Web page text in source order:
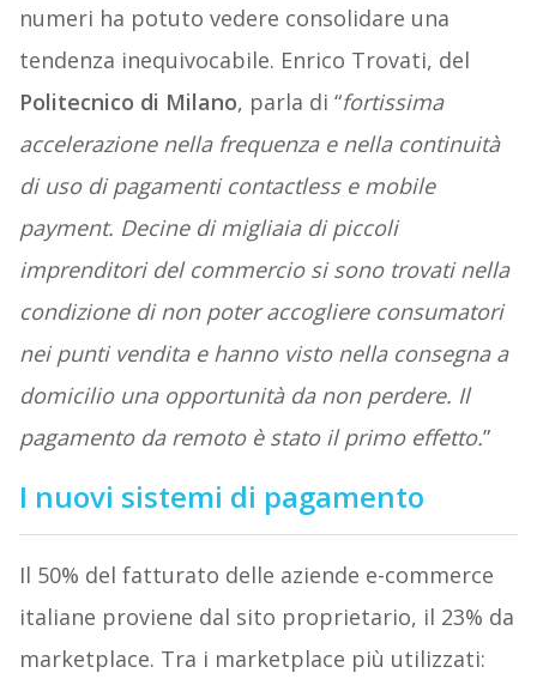
numeri ha potuto vedere consolidare una
tendenza inequivocabile. Enrico Trovati, del
Politecnico di Milano, parla di “fortissima
accelerazione nella frequenza e nella continuità
di uso di pagamenti contactless e mobile
payment. Decine di migliaia di piccoli
imprenditori del commercio si sono trovati nella
condizione di non poter accogliere consumatori
nei punti vendita e hanno visto nella consegna a
domicilio una opportunità da non perdere. Il
pagamento da remoto è stato il primo effetto.”
I nuovi sistemi di pagamento
Il 50% del fatturato delle aziende e-commerce
italiane proviene dal sito proprietario, il 23% da
marketplace. Tra i marketplace più utilizzati: